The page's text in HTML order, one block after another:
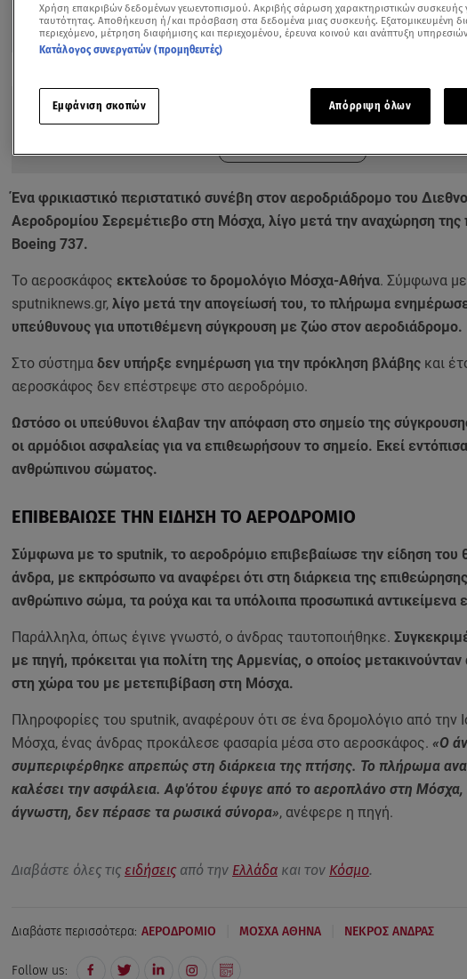
Δείτε περισσότερα άρθρα μας στην αναζήτηση σας
Δείτε περισσότερα άρθρα μας στα αποτελέσματα αναζήτησης
Ένα φρικιαστικό περιστατικό συνέβη στον αεροδριάδρομο του
Αεροδρομίου Σερεμέτιεβο στη Μόσχα, λίγο μετά την αναχώρηση της
Boeing 737.
To αεροσκάφος εκτελούσε το δρομολόγιο Μόσχα-Αθήνα. Σύμφωνα
sputniknews.gr, λίγο μετά την απογείωσή του, το πλήρωμα
υπεύθυνους για υποτιθέμενη σύγκρουση με ζώο στον αεροδιάδρομο.
Στο σύστημα δεν υπήρξε ενημέρωση για την πρόκληση βλάβης και
αεροσκάφος δεν επέστρεψε στο αεροδρόμιο.
Ωστόσο οι υπεύθυνοι έλαβαν την απόφαση στο σημείο της
οι αρμόδιοι ασφαλείας για να επιθεωρήσουν το σημείο. Εκεί
ανθρώπινου σώματος.
ΕΠΙΒΕΒΑΙΩΣΕ ΤΗΝ ΕΙΔΗΣΗ ΤΟ ΑΕΡΟΔΡΟΜΙΟ
Σύμφωνα με το sputnik, το αεροδρόμιο επιβεβαίωσε την είδηση του
άνδρα, με εκπρόσωπο να αναφέρει ότι στη διάρκεια της
ανθρώπινο σώμα, τα ρούχα και τα υπόλοιπα προσωπικά αντικείμενα
Παράλληλα, όπως έγινε γνωστό, ο άνδρας ταυτοποιήθηκε.
με πηγή, πρόκειται για πολίτη της Αρμενίας, ο οποίος
στη χώρα του με μετεπιβίβαση στη Μόσχα.
Πληροφορίες του sputnik, αναφέρουν ότι σε ένα δρομολόγιο από την
Μόσχα, ένας άνδρας προκάλεσε φασαρία μέσα στο αεροσκάφος. «Ο
συμπεριφέρθηκε απρεπώς στη διάρκεια της πτήσης. Το πλήρωμα
καλέσει την ασφάλεια. Αφ'ότου έφυγε από το αεροπλάνο στη Μόσχα,
άγνωστη, δεν πέρασε τα ρωσικά σύνορα», ανέφερε η πηγή.
Διαβάστε όλες τις ειδήσειςαπό την Ελλάδακαι τον Κόσμο.
Διαβάστε περισσότερα: ΑΕΡΟΔΡΟΜΙΟ ΜΟΣΧΑ ΑΘΗΝΑ ΝΕΚΡΟΣ ΑΝΔΡΑΣ
Follow us:
Χρήση επακριβών δεδομένων γεωεντοπισμού. Ακριβής σάρωση χαρακτηριστικών συσκευής
ταυτότητας. Αποθήκευση ή/και πρόσβαση στα δεδομένα μιας συσκευής. Εξατομικευμένη
περιεχόμενο, μέτρηση διαφήμισης και περιεχομένου, έρευνα κοινού και ανάπτυξη
Κατάλογος συνεργατών (προμηθευτές)
Εμφάνιση σκοπών Απόρριψη όλων